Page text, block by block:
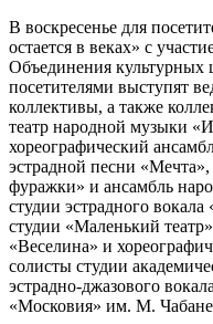
В воскресенье для
остается в веках» с
Объединения культурных
посетителями выступят
коллективы, а также
театр народной музыки
хореографический
эстрадной песни
фуражки» и ансамбль
студии эстрадного
студии «Маленький
«Веселина» и
солисты студии
эстрадно-джазового
«Московия» им. М.